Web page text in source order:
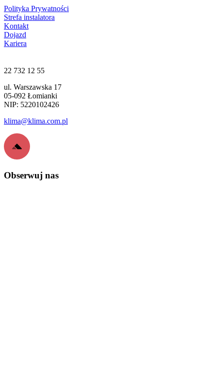
Polityka Prywatności
Strefa instalatora
Kontakt
Dojazd
Kariera
22 732 12 55
ul. Warszawska 17
05-092 Łomianki
NIP: 5220102426
klima@klima.com.pl
Obserwuj nas